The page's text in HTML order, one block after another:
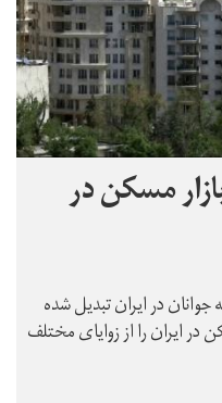
مسکن در
در ایران تبدیل شده
در ایران را از زوایای مختلف